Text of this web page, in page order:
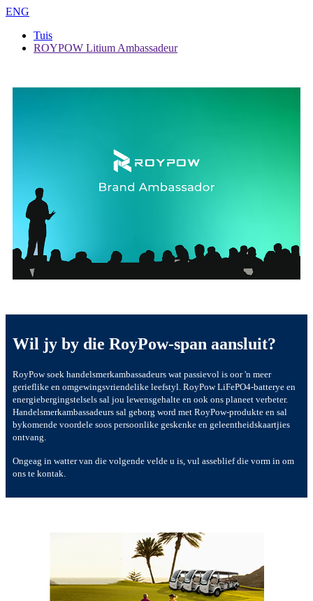
ENG
Tuis
ROYPOW Litium Ambassadeur
Wil jy by die RoyPow-span aansluit?
RoyPow soek handelsmerkambassadeurs wat passievol is oor 'n meer
gerieflike en omgewingsvriendelike leefstyl. RoyPow LiFePO4-batterye en
energiebergingstelsels sal jou lewensgehalte en ook ons ​​planeet verbeter.
Handelsmerkambassadeurs sal geborg word met RoyPow-produkte en sal
bykomende voordele soos persoonlike geskenke en geleentheidskaartjies
ontvang.
Ongeag in watter van die volgende velde u is, vul asseblief die vorm in om
ons te kontak.